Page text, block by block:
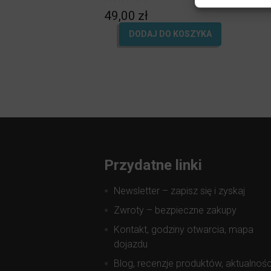
5.00
na 5.
49,00 zł
DODAJ DO KOSZYKA
Przydatne linki
Newsletter – zapisz się i zyskaj
Zwroty – bezpieczne zakupy
Kontakt, godziny otwarcia, mapa
dojazdu
Blog, recenzje produktów,